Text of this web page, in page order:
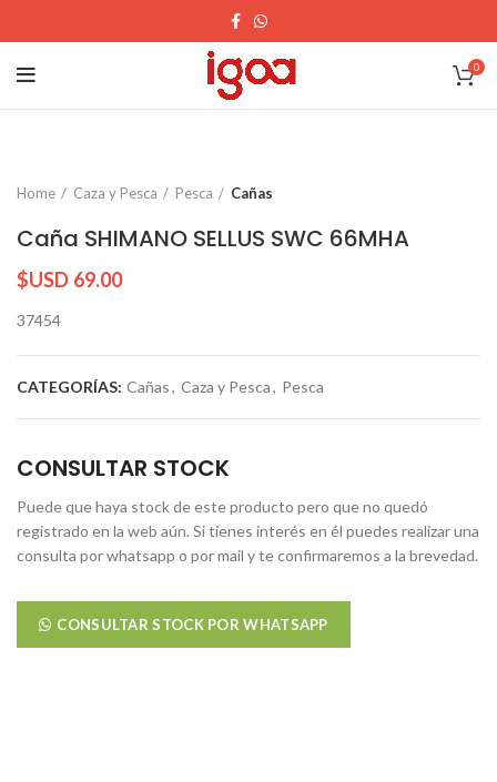
0
Home Caza y Pesca Pesca Cañas
Caña SHIMANO SELLUS SWC 66MHA
$USD 69.00
37454
CATEGORÍAS: Cañas, Caza y Pesca, Pesca
CONSULTAR STOCK
Puede que haya stock de este producto pero que no quedó
registrado en la web aún. Si tienes interés en él puedes realizar una
consulta por whatsapp o por mail y te confirmaremos a la brevedad.
CONSULTAR STOCK POR WHATSAPP